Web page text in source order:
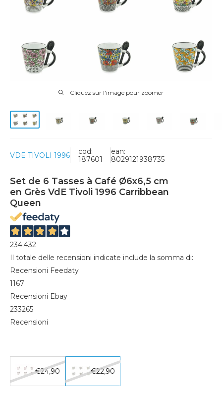
Cliquez sur l'image pour zoomer
VDE TIVOLI 1996
cod:
187601
ean:
8029121938735
Set de 6 Tasses à Café Ø6x6,5 cm
en Grès VdE Tivoli 1996 Carribbean
Queen
234.432
Il totale delle recensioni indicate include la somma di:
Recensioni Feedaty
1167
Recensioni Ebay
233265
Recensioni
€24,90 €22,90